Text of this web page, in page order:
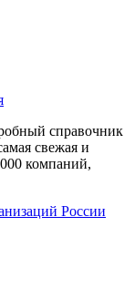
справочник
свежая и
компаний,
России